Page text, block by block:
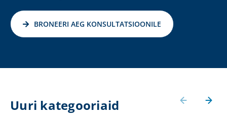
BRONEERI AEG KONSULTATSIOONILE
Uuri kategooriaid